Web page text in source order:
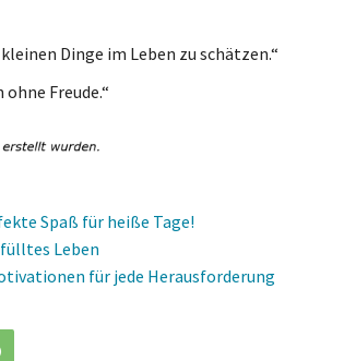
Dinge im Leben zu schätzen.“
ohne Freude.“
Spaß für heiße Tage!
Leben
für jede Herausforderung